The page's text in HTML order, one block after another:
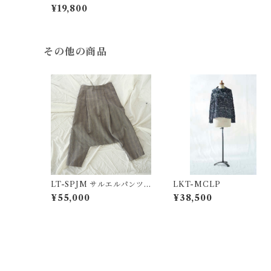
ー・white
¥19,800
その他の商品
LT-SPJM サルエルパンツ /
GREN CHECK
¥55,000
LKT-MCLP
¥38,500